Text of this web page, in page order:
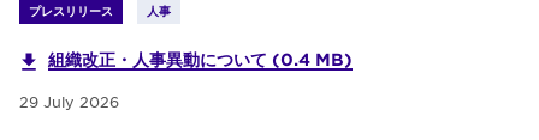
プレスリリース 人事
組織改正・人事異動について (0.4 MB)
29 July 2026